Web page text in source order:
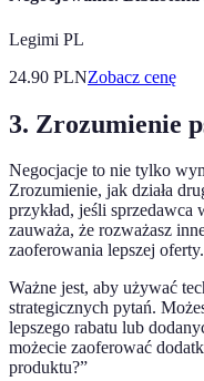
Legimi PL
24.90 PLNZobacz cenę
3. Zrozumienie
Negocjacje to nie tylko
Zrozumienie, jak działa
przykład, jeśli sprzedawca
zauważa, że rozważasz
zaoferowania lepszej oferty.
Ważne jest, aby używać
strategicznych pytań.
lepszego rabatu lub
możecie zaoferować
produktu?”